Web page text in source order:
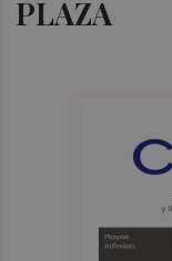
PLAZA